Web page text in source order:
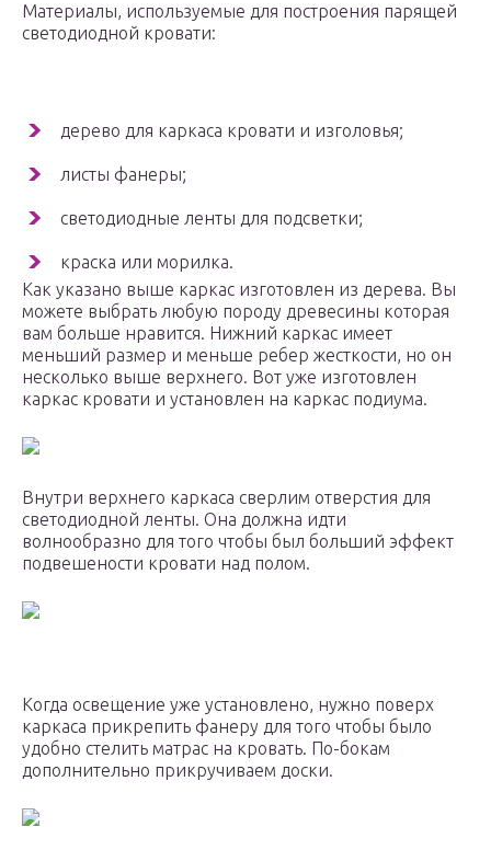
Материалы, используемые для построения парящей
светодиодной кровати:
дерево для каркаса кровати и изголовья;
листы фанеры;
светодиодные ленты для подсветки;
краска или морилка.
Как указано выше каркас изготовлен из дерева. Вы
можете выбрать любую породу древесины которая
вам больше нравится. Нижний каркас имеет
меньший размер и меньше ребер жесткости, но он
несколько выше верхнего. Вот уже изготовлен
каркас кровати и установлен на каркас подиума.
Внутри верхнего каркаса сверлим отверстия для
светодиодной ленты. Она должна идти
волнообразно для того чтобы был больший эффект
подвешености кровати над полом.
Когда освещение уже установлено, нужно поверх
каркаса прикрепить фанеру для того чтобы было
удобно стелить матрас на кровать. По-бокам
дополнительно прикручиваем доски.